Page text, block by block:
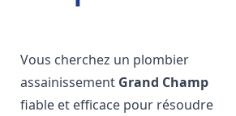
Vous cherchez un plombier
assainissement Grand Champ
fiable et efficace pour résoudre